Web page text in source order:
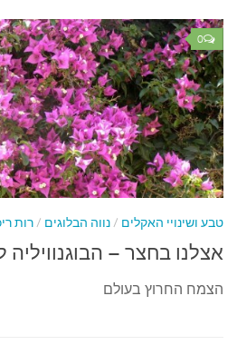
0
ושינויי האקלים/נווה הבלוגים/רות
בחצר – הבוגנוויליה
החרוץ בעולם